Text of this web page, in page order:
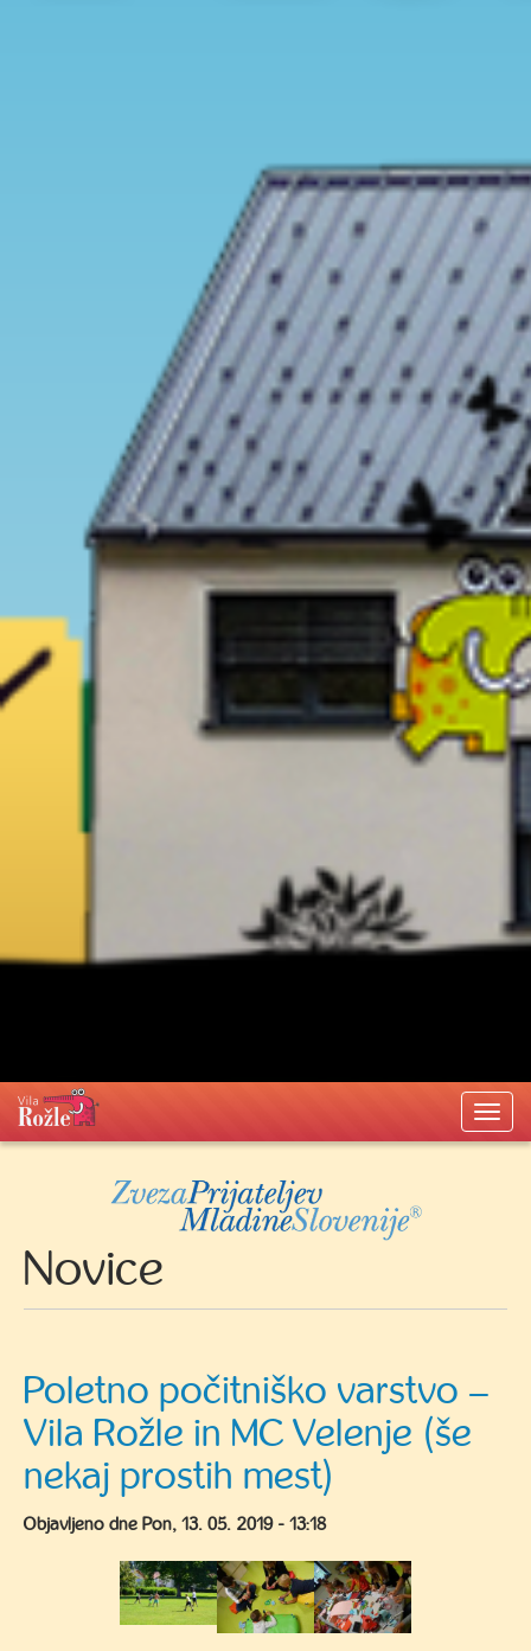
Novice
Poletno počitniško varstvo –
Vila Rožle in MC Velenje (še
nekaj prostih mest)
Objavljeno dne Pon, 13. 05. 2019 - 13:18